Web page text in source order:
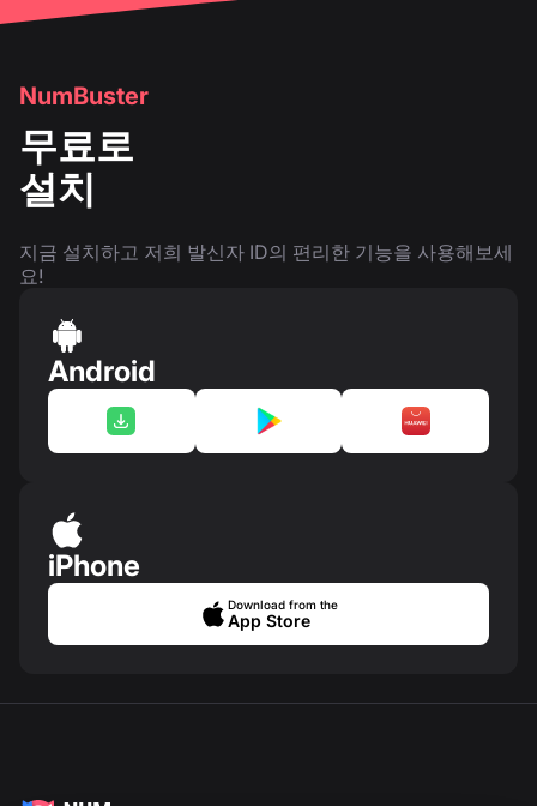
NumBuster
무료로
설치
지금 설치하고 저희 발신자 ID의 편리한 기능을 사용해보세
요!
Android
iPhone
Download from the
App Store